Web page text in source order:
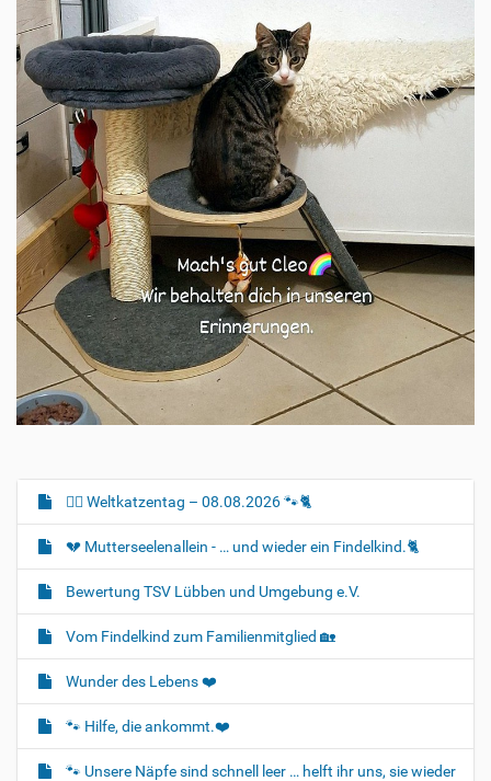
N
a
v
g
a
t
i
o
n
🐈‍🐾 Weltkatzentag – 08.08.2026 🐾🐈
💔 Mutterseelenallein - … und wieder ein Findelkind.🐈‍
Bewertung TSV Lübben und Umgebung e.V.
Vom Findelkind zum Familienmitglied 🏡
Wunder des Lebens ❤️
🐾 Hilfe, die ankommt.❤️
🐾 Unsere Näpfe sind schnell leer … helft ihr uns, sie wieder